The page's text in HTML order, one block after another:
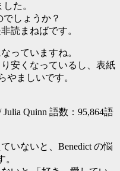
た。
しょうか？
読まねばです。
っていますね。
安くなっているし、表紙
やましいです。
Quinn 語数：95,864語
いないと、Benedict の悩